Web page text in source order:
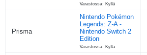
Varastossa: Kyllä
Prisma
Nintendo Pokémon
Legends: Z-A -
Nintendo Switch 2
Edition
Varastossa: Kyllä